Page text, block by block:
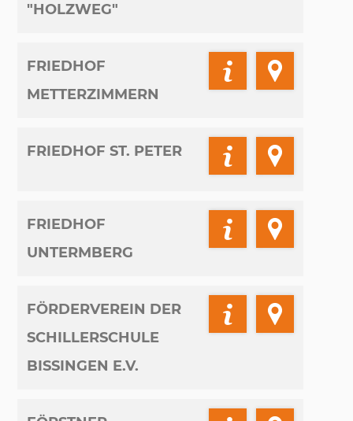
"HOLZWEG"
FRIEDHOF
METTERZIMMERN
FRIEDHOF ST. PETER
FRIEDHOF
UNTERMBERG
FÖRDERVEREIN DER
SCHILLERSCHULE
BISSINGEN E.V.